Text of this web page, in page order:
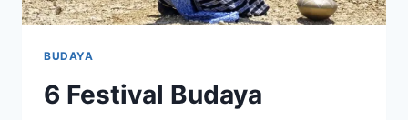
BUDAYA
6 Festival Budaya